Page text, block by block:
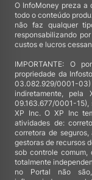
O InfoMoney preza a
todo o conteúdo
não faz qualquer
responsabilizando
custos e lucros
IMPORTANTE: O
propriedade da
03.082.929/0001-
indiretamente, pela
09.163.677/0001-
XP Inc. O XP Inc
atividades de:
corretora de
gestoras de recursos
sob controle comum,
totalmente
no Portal não